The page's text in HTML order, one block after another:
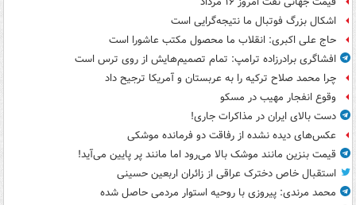
اشکال بزرگ فوتبال ما نتیجه‌گرایی است
حاج علی اکبری: انقلاب ما محصول مکتب عاشورا است
افشاگری برادرزاده ترامپ: تمام تصمیم‌هایش از روی ترس است
چرا محمد صلاح ترکیه را به عربستان و آمریکا ترجیح داد
وقوع انفجار مهیب در مسکو
دست بالای ایران در مذاکرات جاری!
عکس‌های دیده نشده از رفاقت دو فرمانده‌ موشکی
قیمت بنزین مانند موشک بالا می‌رود اما مانند پر پایین می‌آید!
استقبال خاص دخترک عراقی از زائران اربعین حسینی
محمد مرندی: پیروزی با روحیه استوار مردمی حاصل شده